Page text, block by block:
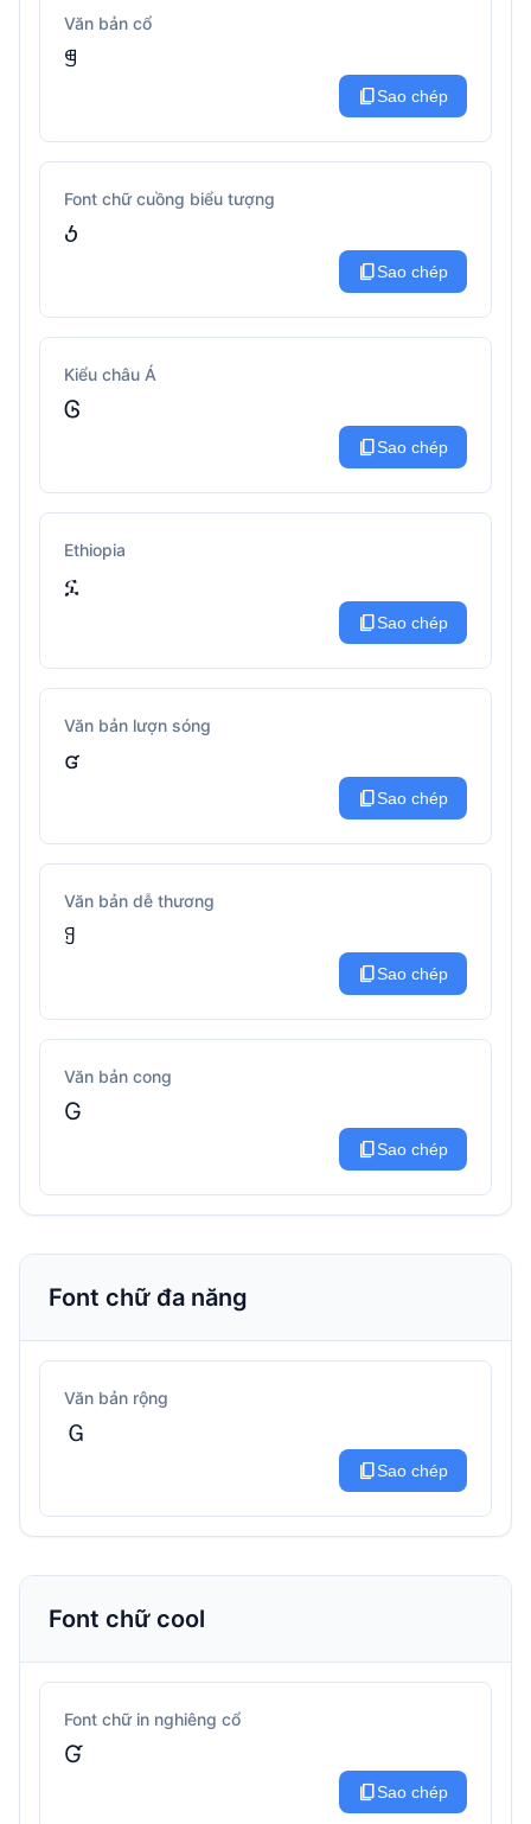
Văn bản cổ
ꁅ
content_copySao chép
Font chữ cuồng biểu tượng
ꚽ
content_copySao chép
Kiểu châu Á
Ꮆ
content_copySao chép
Ethiopia
ኗ
content_copySao chép
Văn bản lượn sóng
ʛ
content_copySao chép
Văn bản dễ thương
ꍌ
content_copySao chép
Văn bản cong
G
content_copySao chép
Font chữ đa năng
Văn bản rộng
Ｇ
content_copySao chép
Font chữ cool
Font chữ in nghiêng cổ
Ɠ
content_copySao chép